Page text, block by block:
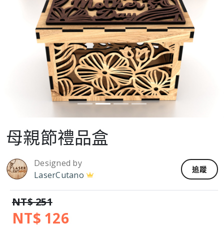
Previous
母親節禮品盒
Designed by
LaserCutano
追蹤
NT$ 251
NT$ 126